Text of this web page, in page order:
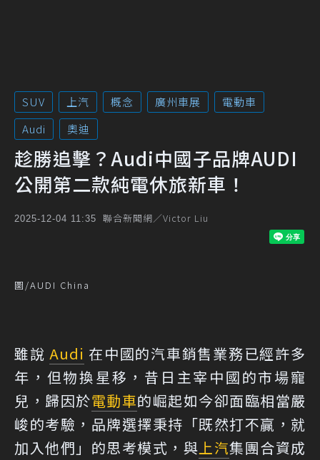
SUV 上汽 概念 廣州車展
電動車
Audi
奧迪
趁勝追擊？Audi中國子品牌AUDI
公開第二款純電休旅新車！
2025-12-04 11:35 聯合新聞網／Victor Liu
圖/AUDI China
雖說Audi 在中國的汽車銷售業務已經許多
年，但物換星移，昔日主宰中國的市場寵
兒，歸因於電動車的崛起如今卻面臨相當嚴
峻的考驗，品牌選擇秉持「既然打不贏，就
加入他們」的思考模式，與上汽集團合資成